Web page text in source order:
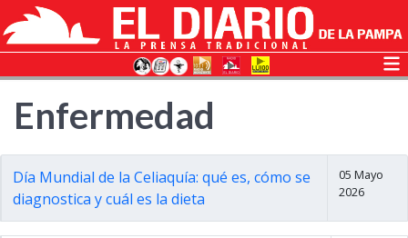
Enfermedad
Día Mundial de la Celiaquía: qué es, cómo se
diagnostica y cuál es la dieta
05 Mayo
2026